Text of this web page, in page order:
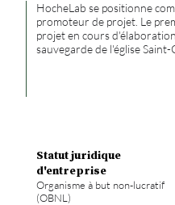
HocheLab se positionne
promoteur de projet. Le
projet en cours
sauvegarde de l'église
Statut juridique
d'entreprise
Organisme à but non-lucratif
(OBNL)